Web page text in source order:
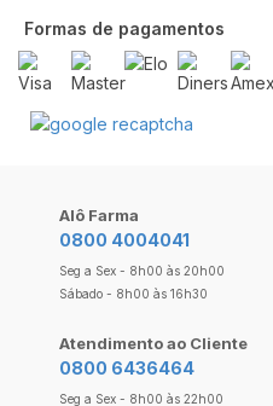
Formas de pagamentos
Alô Farma
0800 4004041
Seg a Sex - 8h00 às 20h00
Sábado - 8h00 às 16h30
Atendimento ao Cliente
0800 6436464
Seg a Sex - 8h00 às 22h00